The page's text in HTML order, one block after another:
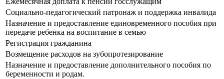
Социально-педагогический патронаж и поддержка инвалида
Назначение и предоставление единовременного пособия при
передаче ребенка на воспитание в семью
Регистрация гражданина
Возмещение расходов на зубопротезирование
Назначение и предоставление дополнительного пособия по
беременности и родам.